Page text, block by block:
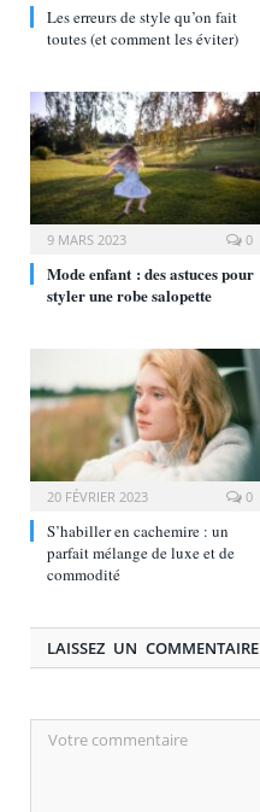
Les erreurs de style qu’on fait
toutes (et comment les éviter)
9 MARS 2023 0
Mode enfant : des astuces pour
styler une robe salopette
20 FÉVRIER 2023 0
S’habiller en cachemire : un
parfait mélange de luxe et de
commodité
LAISSEZ UN COMMENTAIRE